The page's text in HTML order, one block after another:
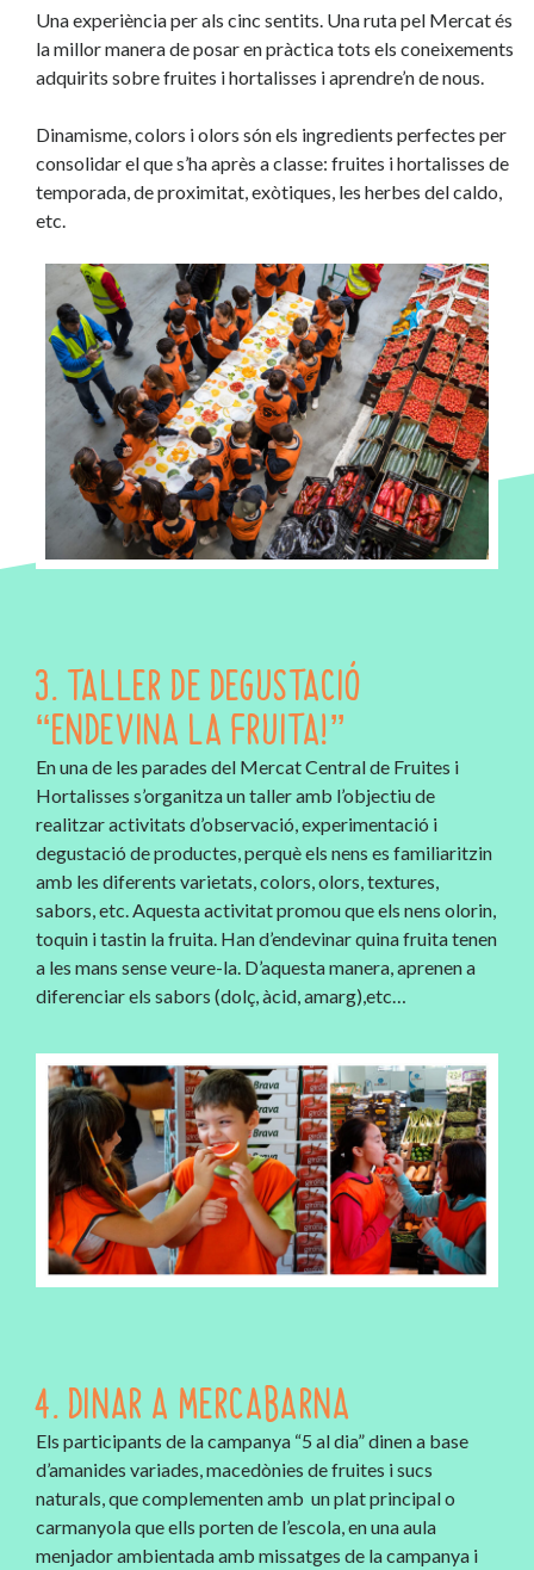
Una experiència per als cinc sentits. Una ruta pel Mercat és
la millor manera de posar en pràctica tots els coneixements
adquirits sobre fruites i hortalisses i aprendre’n de nous.
Dinamisme, colors i olors són els ingredients perfectes per
consolidar el que s’ha après a classe: fruites i hortalisses de
temporada, de proximitat, exòtiques, les herbes del caldo,
etc.
3. TALLER DE DEGUSTACIÓ
“ENDEVINA LA FRUITA!”
En una de les parades del Mercat Central de Fruites i
Hortalisses s’organitza un taller amb l’objectiu de
realitzar activitats d’observació, experimentació i
degustació de productes, perquè els nens es familiaritzin
amb les diferents varietats, colors, olors, textures,
sabors, etc. Aquesta activitat promou que els nens olorin,
toquin i tastin la fruita. Han d’endevinar quina fruita tenen
a les mans sense veure-la. D’aquesta manera, aprenen a
diferenciar els sabors (dolç, àcid, amarg),etc…
4. DINAR A MERCABARNA
Els participants de la campanya “5 al dia” dinen a base
d’amanides variades, macedònies de fruites i sucs
naturals, que complementen amb un plat principal o
carmanyola que ells porten de l’escola, en una aula
menjador ambientada amb missatges de la campanya i